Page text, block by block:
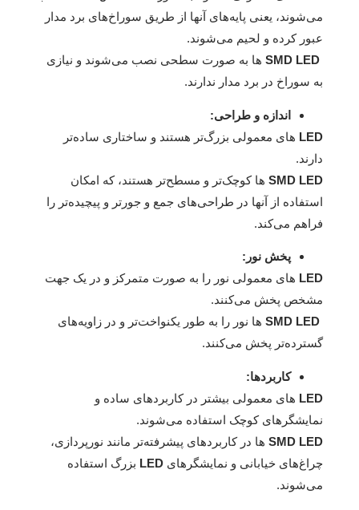
می‌شوند، یعنی پایه‌های آنها از طریق سوراخ‌های برد مدار
عبور کرده و لحیم می‌شوند.
SMD LED‌ ها به صورت سطحی نصب می‌شوند و نیازی
به سوراخ در برد مدار ندارند.
اندازه و طراحی:
LED‌ های معمولی بزرگ‌تر هستند و ساختاری ساده‌تر
دارند.
SMD LED‌
ها کوچک‌تر و مسطح‌تر هستند، که امکان
استفاده از آنها در طراحی‌های جمع و جورتر و پیچیده‌تر را
فراهم می‌کند.
پخش نور:
LED‌ های معمولی نور را به صورت متمرکز و در یک جهت
مشخص پخش می‌کنند.
SMD LED‌ ها نور را به طور یکنواخت‌تر و در زاویه‌های
گسترده‌تر پخش می‌کنند.
کاربردها:
LED‌ های معمولی بیشتر در کاربردهای ساده و
نمایشگرهای کوچک استفاده می‌شوند.
SMD LED‌ ها در کاربردهای پیشرفته‌تر مانند نورپردازی،
چراغ‌های خیابانی و نمایشگرهای LED بزرگ استفاده
می‌شوند.